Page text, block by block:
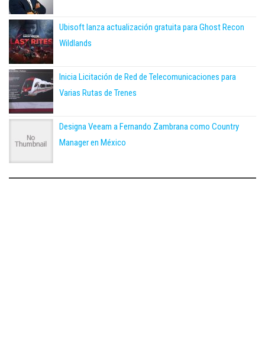
Ubisoft lanza actualización gratuita para Ghost Recon
Wildlands
Inicia Licitación de Red de Telecomunicaciones para
Varias Rutas de Trenes
Designa Veeam a Fernando Zambrana como Country
Manager en México